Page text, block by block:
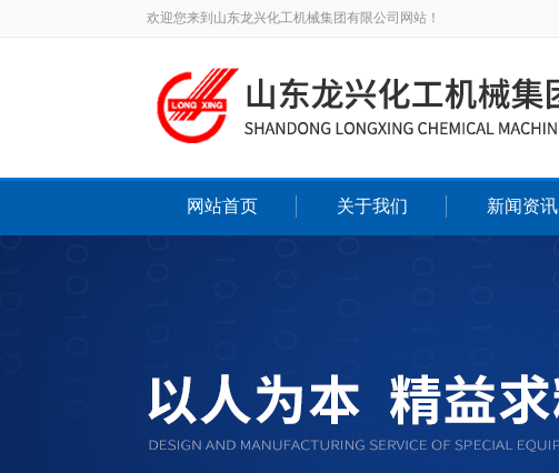
欢迎您来到山东龙兴化工机械集团有限公司网站！
网站首页 关于我们 新闻资讯